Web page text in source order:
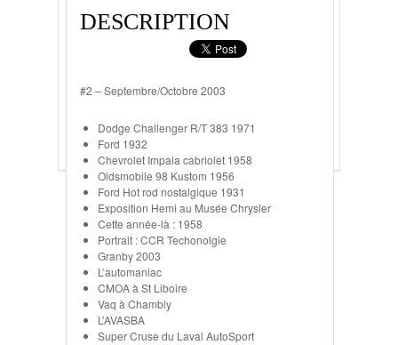
DESCRIPTION
#2 – Septembre/Octobre 2003
Dodge Challenger R/T 383 1971
Ford 1932
Chevrolet Impala cabriolet 1958
Oldsmobile 98 Kustom 1956
Ford Hot rod nostalgique 1931
Exposition Hemi au Musée Chrysler
Cette année-là : 1958
Portrait : CCR Techonolgie
Granby 2003
L’automaniac
CMOA à St Liboire
Vaq à Chambly
L’AVASBA
Super Cruse du Laval AutoSport